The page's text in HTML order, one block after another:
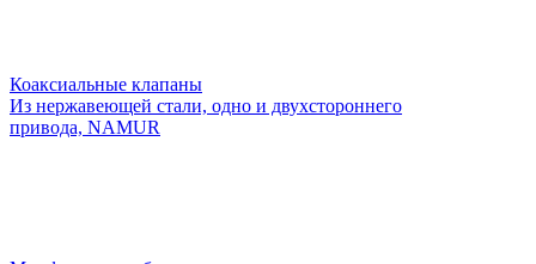
Коаксиальные клапаны
Из нержавеющей стали, одно и двухстороннего
привода, NAMUR